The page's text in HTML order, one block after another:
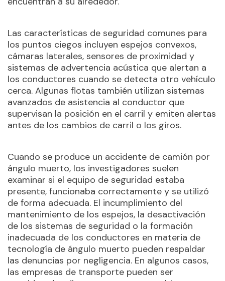
Las características de seguridad comunes para
los puntos ciegos incluyen espejos convexos,
cámaras laterales, sensores de proximidad y
sistemas de advertencia acústica que alertan a
los conductores cuando se detecta otro vehículo
cerca. Algunas flotas también utilizan sistemas
avanzados de asistencia al conductor que
supervisan la posición en el carril y emiten alertas
antes de los cambios de carril o los giros.
Cuando se produce un accidente de camión por
ángulo muerto, los investigadores suelen
examinar si el equipo de seguridad estaba
presente, funcionaba correctamente y se utilizó
de forma adecuada. El incumplimiento del
mantenimiento de los espejos, la desactivación
de los sistemas de seguridad o la formación
inadecuada de los conductores en materia de
tecnología de ángulo muerto pueden respaldar
las denuncias por negligencia. En algunos casos,
las empresas de transporte pueden ser